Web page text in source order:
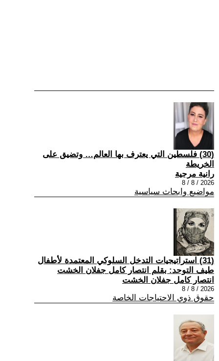
(30) فلسطين التي يعترف بها العالم… وتضيق على
الخريطة
رانية مرجية
2026 / 8 / 8
مواضيع وابحاث سياسية
(31) استراتيجيات التدخل السلوكي المعتمدة لأطفال
طيف التوحد: بقلم انتصار كامل جفلان الخشت
انتصار كامل جفلان الخشت
2026 / 8 / 8
حقوق ذوي الاحتياجات الخاصة